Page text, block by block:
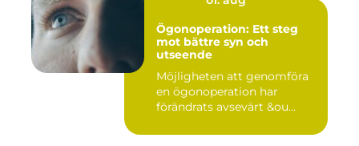
Ögonoperation: Ett steg
mot bättre syn och
utseende
Möjligheten att genomföra
en ögonoperation har
förändrats avsevärt &ou...